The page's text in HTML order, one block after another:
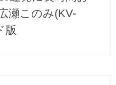
瀬このみ(KV-
版